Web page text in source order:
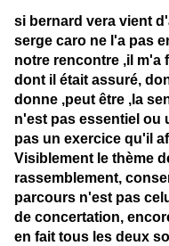
si bernard vera vient
serge caro ne l'a pas
notre rencontre ,il m'a
dont il était assuré,
donne ,peut être ,la
n'est pas essentiel ou
pas un exercice qu'il
Visiblement le thème
rassemblement,
parcours n'est pas
de concertation,
en fait tous les deux